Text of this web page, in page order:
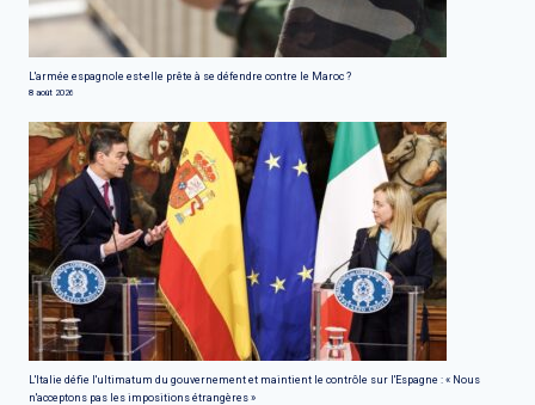
L'armée espagnole est-elle prête à se défendre contre le Maroc ?
8 août 2026
L'Italie défie l'ultimatum du gouvernement et maintient le contrôle sur l'Espagne : « Nous
n'acceptons pas les impositions étrangères »